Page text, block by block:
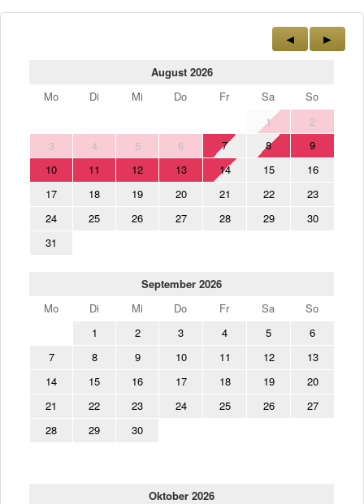
August 2026
Mo
Di Mi Do Fr Sa
So
1
2
3
4 5 6 7 8
9
10
11 12 13 14 15
16
17
18 19 20 21 22
23
24
25 26 27 28 29
30
31
September 2026
Mo
Di Mi Do Fr Sa
So
1
2 3 4 5
6
7
8 9 10 11 12
13
14
15 16 17 18 19
20
21
22 23 24 25 26
27
28
29 30
Oktober 2026